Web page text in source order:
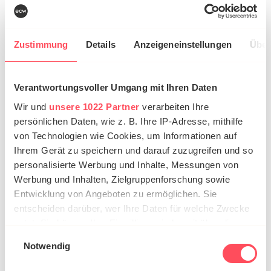
Zustimmung Details Anzeigeneinstellungen
Verantwortungsvoller Umgang mit Ihren Daten
Wir und unsere 1022 Partner verarbeiten Ihre
persönlichen Daten, wie z. B. Ihre IP-Adresse, mithilfe
von Technologien wie Cookies, um Informationen auf
Ihrem Gerät zu speichern und darauf zuzugreifen und so
personalisierte Werbung und Inhalte, Messungen von
Werbung und Inhalten, Zielgruppenforschung sowie
Entwicklung von Angeboten zu ermöglichen. Sie
entscheiden darüber, wer Ihre Daten für welche Zwecke
Trigger Symbol ändern oder widerrufen
Einwilligungsauswahl
Notwendig
(Wirtschafts-)Abitur oder Fachhochschulreife
Organisationsstärke und Eigenverantwortung
Eine präzise und zielstrebige Arbeitsweise
Kommunikations- und Kontaktfähigkeit,
Teamfähigkeit
Gute MS Office- und Englischkenntnisse sind
von Vorteil
Darauf kannst du dich
freuen: